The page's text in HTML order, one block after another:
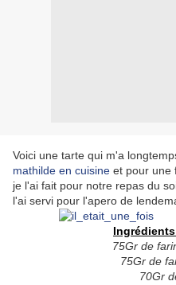
Voici une tarte qui m'a
mathilde en cuisine et pour une
je l'ai fait pour notre repas du
l'ai servi pour l'apero de
75Gr de
75Gr de
70Gr